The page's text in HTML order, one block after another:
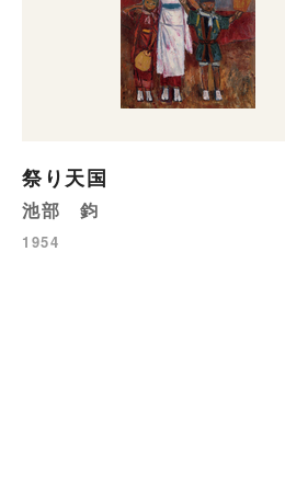
祭り天国
池部 鈞
1954